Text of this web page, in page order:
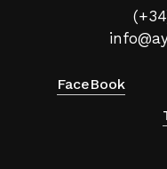
FaceBook